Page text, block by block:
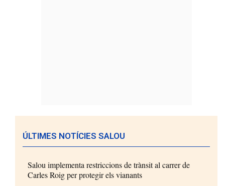
ÚLTIMES NOTÍCIES SALOU
Salou implementa restriccions de trànsit al carrer de
Carles Roig per protegir els vianants